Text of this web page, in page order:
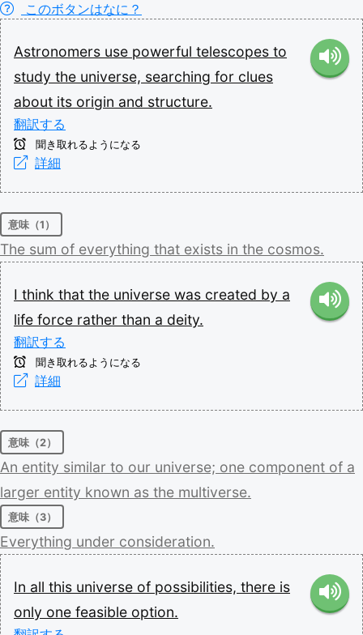
このボタンはなに？
Astronomers use powerful telescopes to
study the universe, searching for clues
about its origin and structure.
翻訳する
聞き取れるようになる
詳細
意味（1）
The sum of everything that exists in the cosmos.
I think that the universe was created by a
life force rather than a deity.
翻訳する
聞き取れるようになる
詳細
意味（2）
An entity similar to our universe; one component of a
larger entity known as the multiverse.
意味（3）
Everything under consideration.
In all this universe of possibilities, there is
only one feasible option.